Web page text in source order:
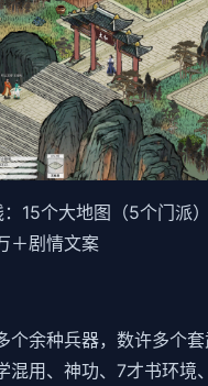
：15个大地图（5个门派
＋剧情文案
个余种兵器，数许多个
混用、神功、7才书环境